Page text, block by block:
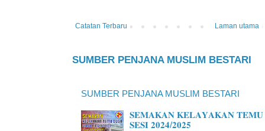
Catatan Terbaru Laman utama
SUMBER PENJANA MUSLIM BESTARI
SUMBER PENJANA MUSLIM BESTARI
𝐒𝐄𝐌𝐀𝐊𝐀𝐍 𝐊𝐄𝐋𝐀𝐘𝐀𝐊𝐀𝐍 𝐓𝐄𝐌𝐔
𝐒𝐄𝐒𝐈 𝟐𝟎𝟐𝟒/𝟐𝟎𝟐𝟓